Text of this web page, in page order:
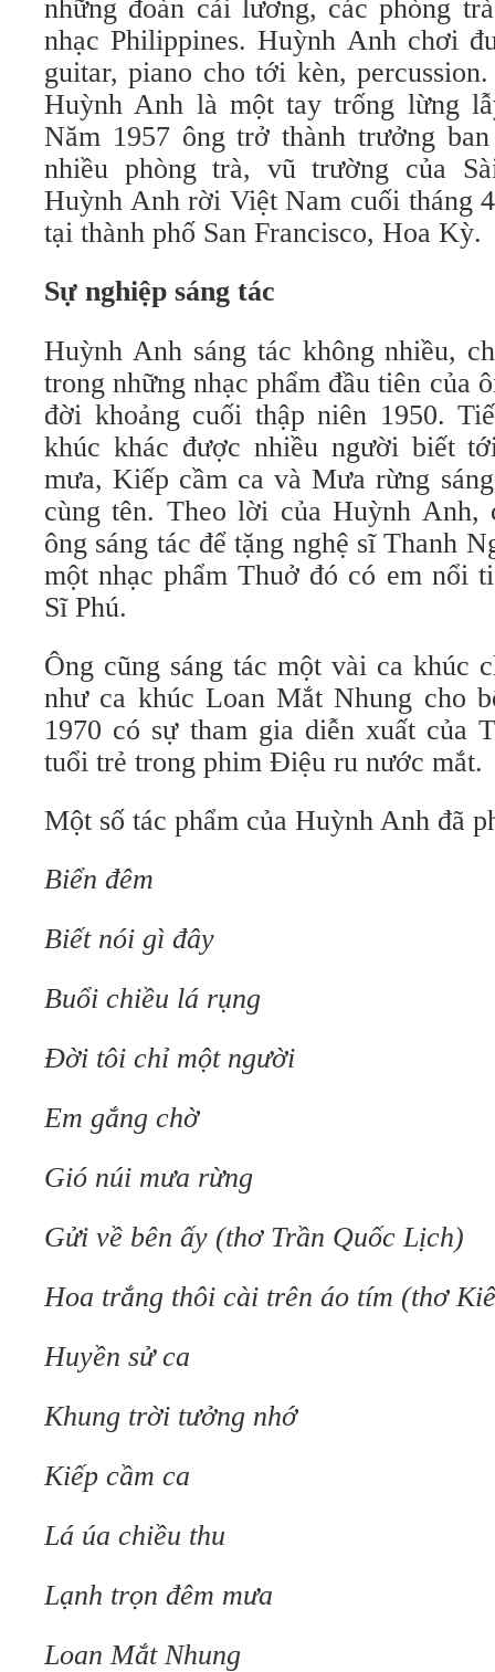
những đoàn cải lương, các phòng
nhạc Philippines. Huỳnh Anh chơi
guitar, piano cho tới kèn,
Huỳnh Anh là một tay trống lừng
Năm 1957 ông trở thành trưởng
nhiều phòng trà, vũ trường của
Huỳnh Anh rời Việt Nam cuối tháng
tại thành phố San Francisco, Hoa Kỳ.
Sự nghiệp sáng tác
Huỳnh Anh sáng tác không nhiều,
trong những nhạc phẩm đầu tiên của
đời khoảng cuối thập niên 1950.
khúc khác được nhiều người biết
mưa, Kiếp cầm ca và Mưa rừng
cùng tên. Theo lời của Huỳnh Anh,
ông sáng tác để tặng nghệ sĩ Thanh
một nhạc phẩm Thuở đó có em nổi
Sĩ Phú.
Ông cũng sáng tác một vài ca khúc
như ca khúc Loan Mắt Nhung cho
1970 có sự tham gia diễn xuất của
tuổi trẻ trong phim Điệu ru nước mắt.
Một số tác phẩm của Huỳnh Anh đã
Biển đêm
Biết nói gì đây
Buổi chiều lá rụng
Đời tôi chỉ một người
Em gắng chờ
Gió núi mưa rừng
Gửi về bên ấy (thơ Trần Quốc Lịch)
Hoa trắng thôi cài trên áo tím (thơ
Huyền sử ca
Khung trời tưởng nhớ
Kiếp cầm ca
Lá úa chiều thu
Lạnh trọn đêm mưa
Loan Mắt Nhung